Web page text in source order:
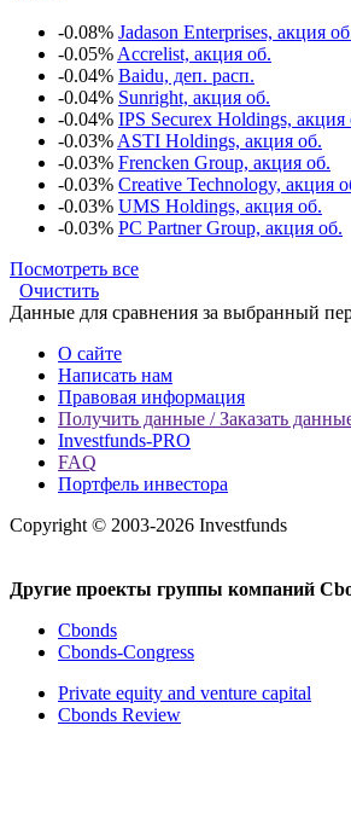
-0.08% Jadason Enterprises, акция
-0.05% Accrelist, акция об.
-0.04% Baidu, деп. расп.
-0.04% Sunright, акция об.
-0.04% IPS Securex Holdings, акция
-0.03% ASTI Holdings, акция об.
-0.03% Frencken Group, акция об.
-0.03% Creative Technology, акция
-0.03% UMS Holdings, акция об.
-0.03% PC Partner Group, акция об.
Посмотреть все
Очистить
Данные для сравнения за выбранный
О сайте
Написать нам
Правовая информация
Получить данные / Заказать
Investfunds-PRO
FAQ
Портфель инвестора
Copyright © 2003-2026 Investfunds
Другие проекты группы компаний
Cbonds
Cbonds-Congress
Private equity and venture capital
Cbonds Review